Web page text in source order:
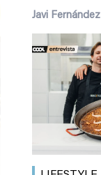
Javi Fernández